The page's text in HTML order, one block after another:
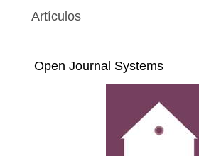
Artículos
Open Journal Systems